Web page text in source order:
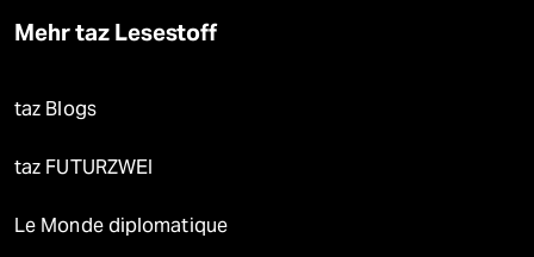
Mehr taz Lesestoff
taz Blogs
taz FUTURZWEI
Le Monde diplomatique